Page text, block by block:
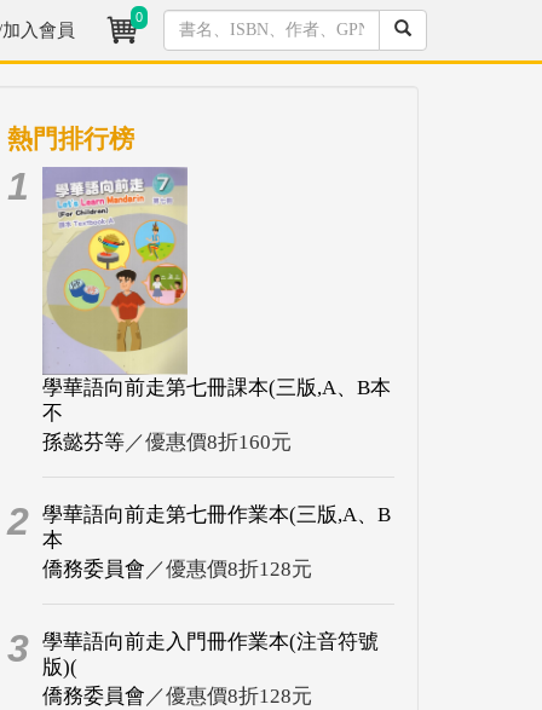
入會員
0
熱門排行榜
1
學華語向前走第七冊課本(三版,A、B本
不
孫懿芬等／優惠價8折160元
2 學華語向前走第七冊作業本(三版,A、B
本
僑務委員會 ／優惠價8折128元
3 學華語向前走入門冊作業本(注音符號
版)(
僑務委員會 ／優惠價8折128元